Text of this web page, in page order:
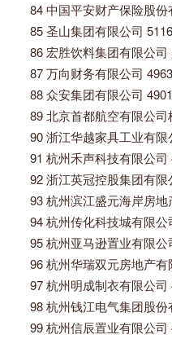
84 中国平安财产保险股
85 圣山集团有限公司 5116
86 宏胜饮料集团有限公司
87 万向财务有限公司 4963
88 众安集团有限公司 4901
89 北京首都航空有限公
90 浙江华越家具工业有限
91 杭州禾声科技有限公司
92 浙江英冠控股集团有限
93 杭州滨江盛元海岸房
94 杭州传化科技城有限公
95 杭州亚马逊置业有限公
96 杭州华瑞双元房地产有
97 杭州明成制衣有限公司
98 杭州钱江电气集团股份
99 杭州信辰置业有限公司